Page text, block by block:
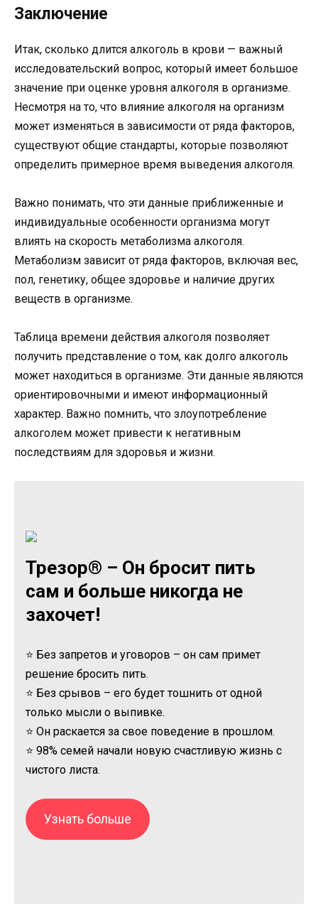
Заключение
Итак, сколько длится алкоголь в крови — важный
исследовательский вопрос, который имеет большое
значение при оценке уровня алкоголя в организме.
Несмотря на то, что влияние алкоголя на организм
может изменяться в зависимости от ряда факторов,
существуют общие стандарты, которые позволяют
определить примерное время выведения алкоголя.
Важно понимать, что эти данные приближенные и
индивидуальные особенности организма могут
влиять на скорость метаболизма алкоголя.
Метаболизм зависит от ряда факторов, включая вес,
пол, генетику, общее здоровье и наличие других
веществ в организме.
Таблица времени действия алкоголя позволяет
получить представление о том, как долго алкоголь
может находиться в организме. Эти данные являются
ориентировочными и имеют информационный
характер. Важно помнить, что злоупотребление
алкоголем может привести к негативным
последствиям для здоровья и жизни.
Трезор® – Он бросит пить
сам и больше никогда не
захочет!
⭐ Без запретов и уговоров – он сам примет
решение бросить пить.
⭐ Без срывов – его будет тошнить от одной
только мысли о выпивке.
⭐ Он раскается за свое поведение в прошлом.
⭐ 98% семей начали новую счастливую жизнь с
чистого листа.
Узнать больше